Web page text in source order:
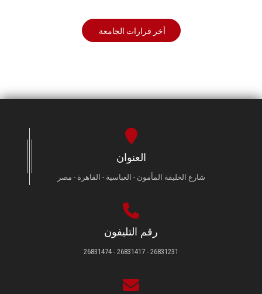
أخر قرارات الجامعة
العنوان
شارع الخليفة المأمون - العباسية - القاهرة - مصر
رقم التليفون
26831231 - 26831417 - 26831474